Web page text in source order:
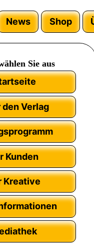
News Shop
Sie aus
den Verlag
Kunden
Kreative